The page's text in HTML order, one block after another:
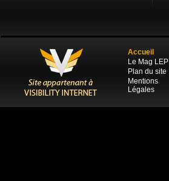
Accueil
Le Mag LEP
Plan du site
Mentions
Légales